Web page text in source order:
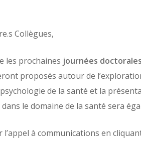
Collègues,
les prochaines journées
proposés autour de
de la santé et la
le domaine de la santé sera
à communications en